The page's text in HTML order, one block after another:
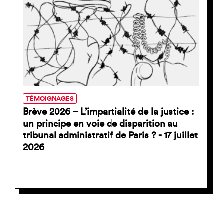
TÉMOIGNAGES
Brève 2026 – L’impartialité de la justice :
un principe en voie de disparition au
tribunal administratif de Paris ? - 17 juillet
2026